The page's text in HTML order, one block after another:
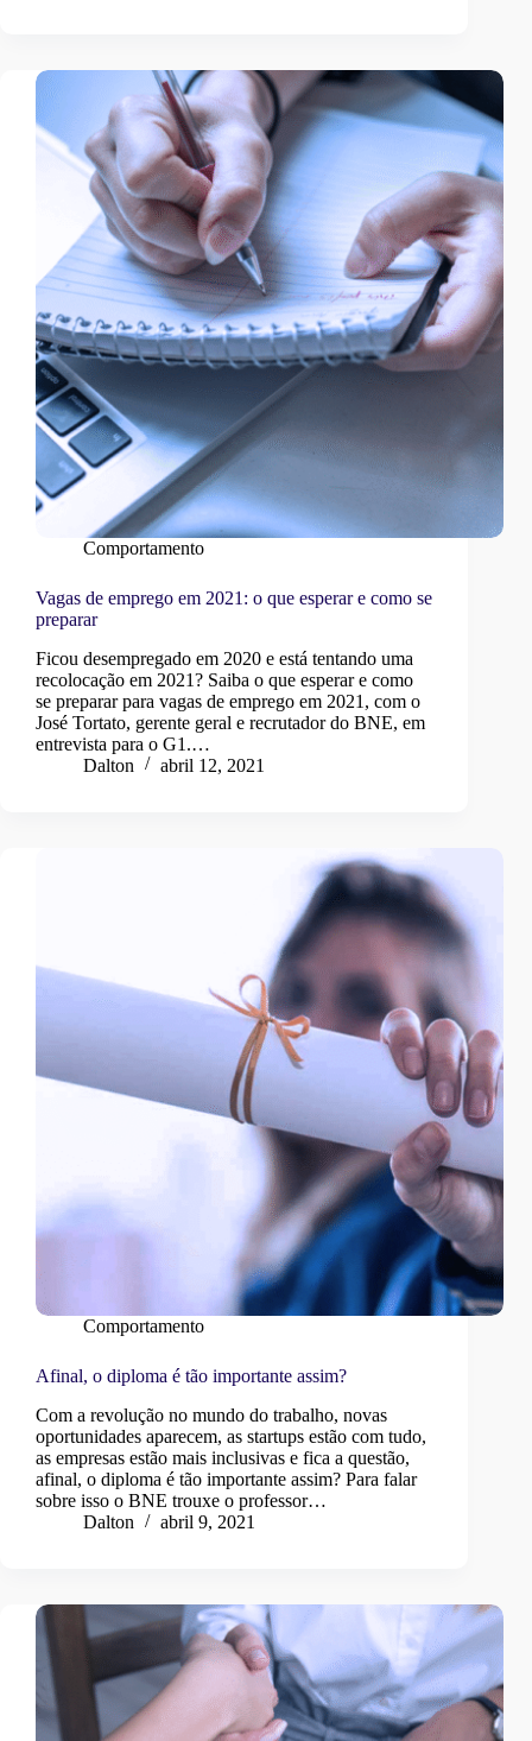
Comportamento
Vagas de emprego em 2021: o que esperar e como se
preparar
Ficou desempregado em 2020 e está tentando uma
recolocação em 2021? Saiba o que esperar e como
se preparar para vagas de emprego em 2021, com o
José Tortato, gerente geral e recrutador do BNE, em
entrevista para o G1.…
Dalton
abril 12, 2021
Comportamento
Afinal, o diploma é tão importante assim?
Com a revolução no mundo do trabalho, novas
oportunidades aparecem, as startups estão com tudo,
as empresas estão mais inclusivas e fica a questão,
afinal, o diploma é tão importante assim? Para falar
sobre isso o BNE trouxe o professor…
Dalton
abril 9, 2021